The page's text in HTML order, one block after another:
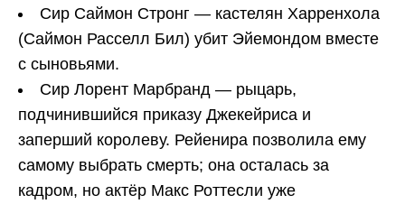
Сир Саймон Стронг — кастелян Харренхола
(Саймон Расселл Бил) убит Эйемондом вместе
с сыновьями.
Сир Лорент Марбранд — рыцарь,
подчинившийся приказу Джекейриса и
заперший королеву. Рейенира позволила ему
самому выбрать смерть; она осталась за
кадром, но актёр Макс Роттесли уже